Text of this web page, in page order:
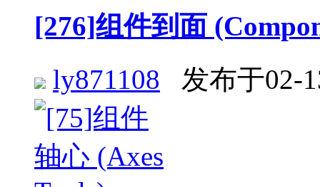
[276]组件到面
ly871108 发布于02-